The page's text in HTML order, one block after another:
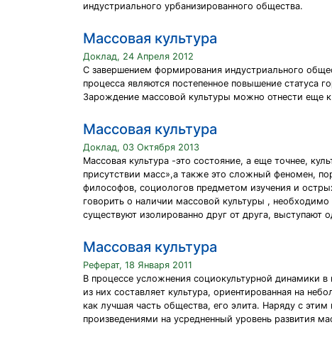
индустриального урбанизированного общества.
Массовая культура
Доклад, 24 Апреля 2012
С завершением формирования индустриального
процесса являются постепенное повышение статуса
Зарождение массовой культуры можно отнести еще к
Массовая культура
Доклад, 03 Октября 2013
Массовая культура -это состояние, а еще точнее,
присутствии масс»,а также это сложный феномен,
философов, социологов предметом изучения и
говорить о наличии массовой культуры ,
существуют изолированно друг от друга, выступают
Массовая культура
Реферат, 18 Января 2011
В процессе усложнения социокультурной динамики
из них составляет культура, ориентированная на
как лучшая часть общества, его элита. Наряду с
произведениями на усредненный уровень развития